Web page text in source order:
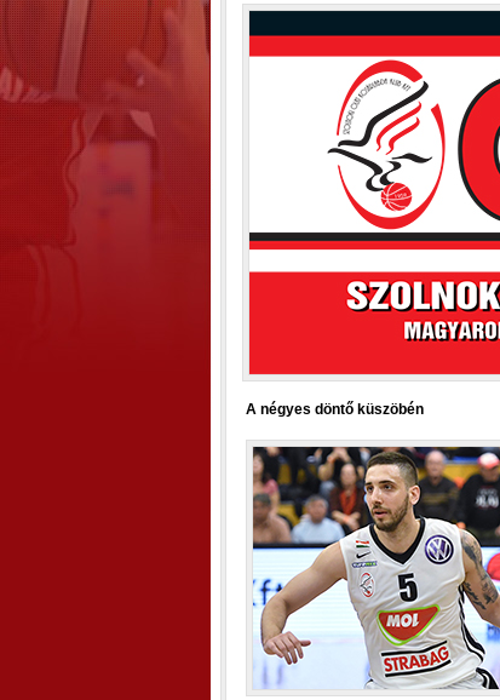
A négyes döntő küszöbén